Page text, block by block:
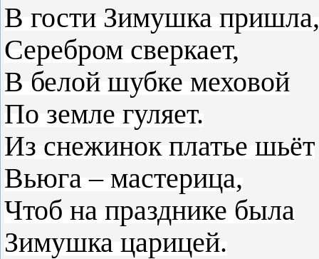
В гости Зимушка пришла,
Серебром сверкает,
В белой шубке меховой
По земле гуляет.
Из снежинок платье шьёт
Вьюга – мастерица,
Чтоб на празднике была
Зимушка царицей.